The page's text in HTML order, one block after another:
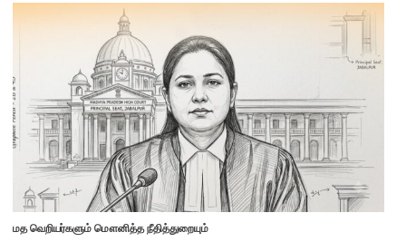
மத வெறியர்களும் மௌனித்த நீதித்துறையும்